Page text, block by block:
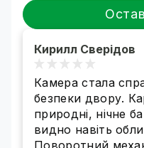
IP камера 5МП
Кирилл Сверідов
Камера стала
безпеки двору.
природні, нічне
видно навіть
Поворотний